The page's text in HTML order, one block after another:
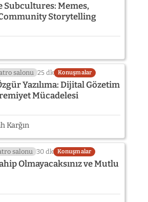
Subcultures: Memes,
Storytelling
salonu 25 dk Konuşmalar
Yazılıma: Dijital Gözetim
Mücadelesi
Karğın
salonu 30 dk Konuşmalar
Olmayacaksınız ve Mutlu